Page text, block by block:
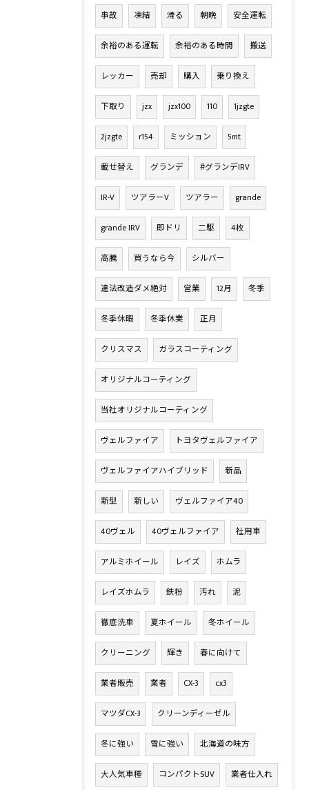
事故 凍結 滑る 朝晩 安全運転
余裕のある運転 余裕のある時間 搬送
レッカー 売却 購入 乗り換え
下取り jzx jzx100 110 1jzgte
2jzgte r154 ミッション 5mt
載せ替え グランデ #グランデIRV
IR-V ツアラーV ツアラー grande
grande IRV 即ドリ 二駆 4枚
高騰 買うなら今 シルバー
違法改造ダメ絶対 営業 12月 冬季
冬季休暇 冬季休業 正月
クリスマス ガラスコーティング
オリジナルコーティング
当社オリジナルコーティング
ヴェルファイア トヨタヴェルファイア
ヴェルファイアハイブリッド 新品
新型 新しい ヴェルファイア40
40ヴェル 40ヴェルファイア 社用車
アルミホイール レイズ ホムラ
レイズホムラ 鉄粉 汚れ 泥
徹底洗車 夏ホイール 冬ホイール
クリーニング 輝き 春に向けて
業者販売 業者 CX-3 cx3
マツダCX-3 クリーンディーゼル
冬に強い 雪に強い 北海道の味方
大人気車種 コンパクトSUV 業者仕入れ